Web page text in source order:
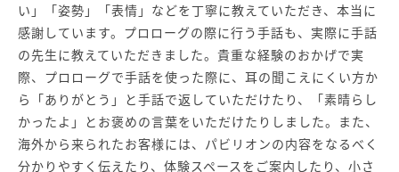
い」「姿勢」「表情」などを丁寧に教えていただき、本当に
感謝しています。プロローグの際に行う手話も、実際に手話
の先生に教えていただきました。貴重な経験のおかげで実
際、プロローグで手話を使った際に、耳の聞こえにくい方か
ら「ありがとう」と手話で返していただけたり、「素晴らし
かったよ」とお褒めの言葉をいただけたりしました。また、
海外から来られたお客様には、パビリオンの内容をなるべく
分かりやすく伝えたり、体験スペースをご案内したり、小さ